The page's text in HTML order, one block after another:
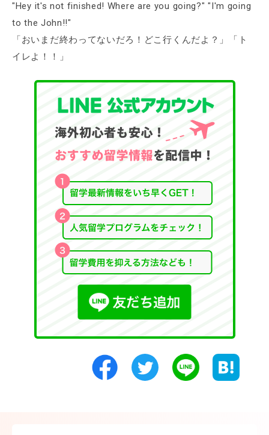
"Hey it's not finished! Where are you going?" "I'm going
to the John!!"
「おいまだ終わってないだろ！どこ行くんだよ？」「ト
イレよ！！」